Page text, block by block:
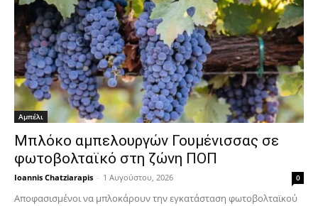
Αμπέλι
Μπλόκο αμπελουργών Γουμένισσας σε
φωτοβολταϊκό στη ζώνη ΠΟΠ
Ioannis Chatziarapis - 1 Αυγούστου, 2026 0
Αποφασισμένοι να μπλοκάρουν την εγκατάσταση φωτοβολταϊκού